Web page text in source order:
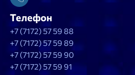
Телефон
+7 (7172) 57 59 88
+7 (7172) 57 59 89
+7 (7172) 57 59 90
+7 (7172) 57 59 91